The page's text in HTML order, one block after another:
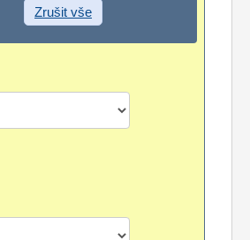
Zrušit vše